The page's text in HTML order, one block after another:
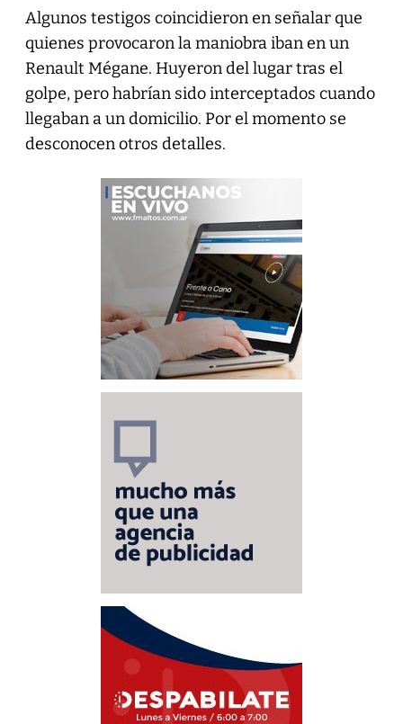
Algunos testigos coincidieron en señalar que
quienes provocaron la maniobra iban en un
Renault Mégane. Huyeron del lugar tras el
golpe, pero habrían sido interceptados cuando
llegaban a un domicilio. Por el momento se
desconocen otros detalles.